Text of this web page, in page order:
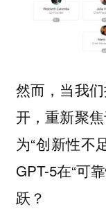
然而，当我
开，重新聚
为“创新性不
GPT-5在“可
跃？